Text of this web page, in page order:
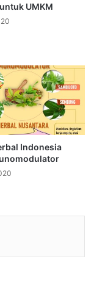
UMKM
Indonesia